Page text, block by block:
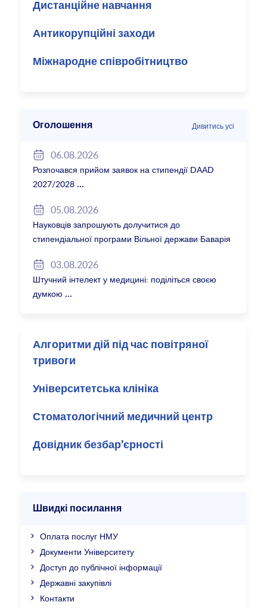
Дистанційне навчання
Антикорупційні заходи
Міжнародне співробітництво
Оголошення Дивитись усі
06.08.2026
Розпочався прийом заявок на стипендії DAAD
2027/2028
05.08.2026
Науковців запрошують долучитися до
стипендіальної програми Вільної держави Баварія
03.08.2026
Штучний інтелект у медицині: поділіться своєю
думкою
Алгоритми дій під час повітряної
тривоги
Університетська клініка
Стоматологічний медичний центр
Довідник безбар’єрності
Швидкі посилання
Оплата послуг НМУ
Документи Університету
Доступ до публічної інформації
Державні закупівлі
Контакти